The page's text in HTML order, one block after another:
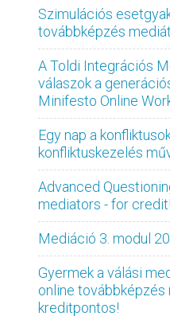
Szimulációs
továbbképzés
A Toldi Integrációs
válaszok a
Minifesto Online
Egy nap a
konfliktuskezelés
Advanced
mediators - for credit!
Mediáció 3. modul
Gyermek a válási
online
kreditpontos!